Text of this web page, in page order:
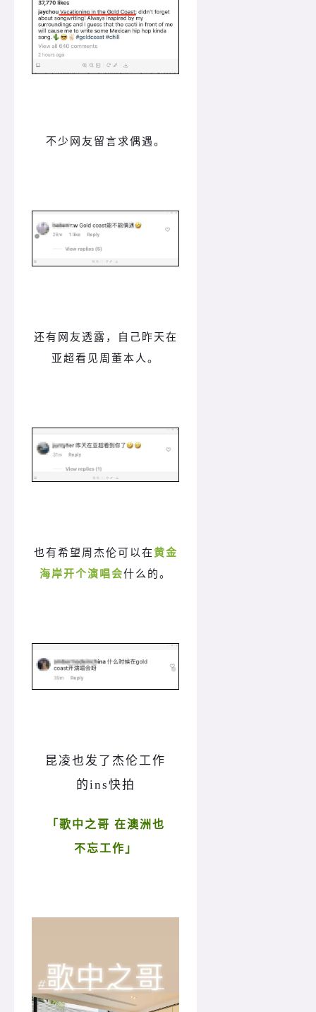
不少网友留言求偶遇。
还有网友透露，自己昨天在
亚超看见周董本人。
也有希望周杰伦可以在黄金
海岸开个演唱会什么的。
昆凌也发了杰伦工作
的ins快拍
「 歌中之哥 在澳洲也
不忘工作 」